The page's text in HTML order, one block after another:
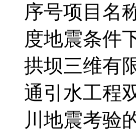
序号项目名
度地震条件
拱坝三维有
通引水工程
川地震考验